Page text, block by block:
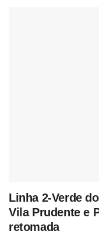
Linha 2-Verde
Vila Prudente e
retomada